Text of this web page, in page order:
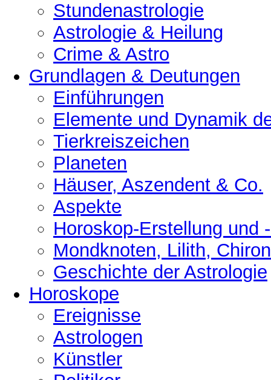
Stundenastrologie
Astrologie & Heilung
Crime & Astro
Grundlagen & Deutungen
Einführungen
Elemente und Dynamik
Tierkreiszeichen
Planeten
Häuser, Aszendent & Co.
Aspekte
Horoskop-Erstellung und
Mondknoten, Lilith,
Geschichte der Astrologie
Horoskope
Ereignisse
Astrologen
Künstler